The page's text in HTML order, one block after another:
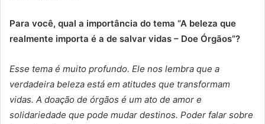
Para você, qual a importância do tema “A beleza que
realmente importa é a de salvar vidas – Doe Órgãos”?
Esse tema é muito profundo. Ele nos lembra que a
verdadeira beleza está em atitudes que transformam
vidas. A doação de órgãos é um ato de amor e
solidariedade que pode mudar destinos. Poder falar sobre